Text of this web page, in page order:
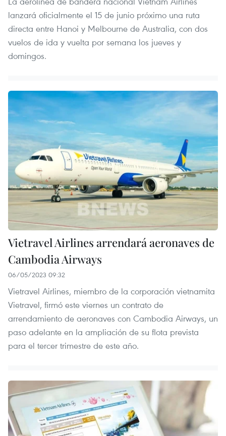
lanzará oficialmente el 15 de junio próximo una ruta
directa entre Hanoi y Melbourne de Australia, con dos
vuelos de ida y vuelta por semana los jueves y
domingos.
Vietravel Airlines arrendará aeronaves de
Cambodia Airways
06/05/2023 09:32
Vietravel Airlines, miembro de la corporación vietnamita
Vietravel, firmó este viernes un contrato de
arrendamiento de aeronaves con Cambodia Airways, un
paso adelante en la ampliación de su flota prevista
para el tercer trimestre de este año.